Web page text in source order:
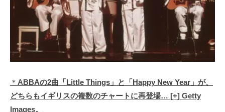
＊ ABBAの2曲「Little Things」と「Happy New Year」が、
どちらもイギリスの複数のチャートに再登場… [+] Getty
Images。